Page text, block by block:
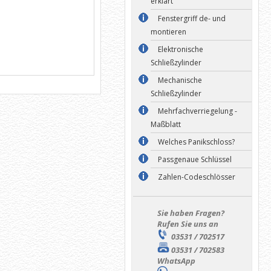
Fenstergriff de- und
montieren
Elektronische
Schließzylinder
Mechanische
Schließzylinder
Mehrfachverriegelung -
Maßblatt
Welches Panikschloss?
Passgenaue Schlüssel
Zahlen-Codeschlösser
Sie haben Fragen?
Rufen Sie uns an
03531 / 702517
03531 / 702583
WhatsApp